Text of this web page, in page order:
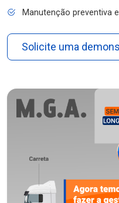
Manutenção preventiva
Solicite uma